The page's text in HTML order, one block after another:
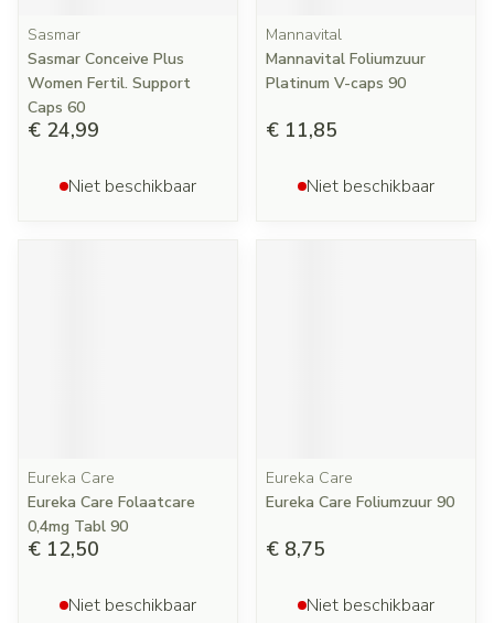
Sasmar
Sasmar Conceive Plus
Women Fertil. Support
Caps 60
€ 24,99
Niet beschikbaar
Mannavital
Mannavital Foliumzuur
Platinum V-caps 90
€ 11,85
Niet beschikbaar
Eureka Care
Eureka Care Folaatcare
0,4mg Tabl 90
€ 12,50
Niet beschikbaar
Eureka Care
Eureka Care Foliumzuur 90
€ 8,75
Niet beschikbaar